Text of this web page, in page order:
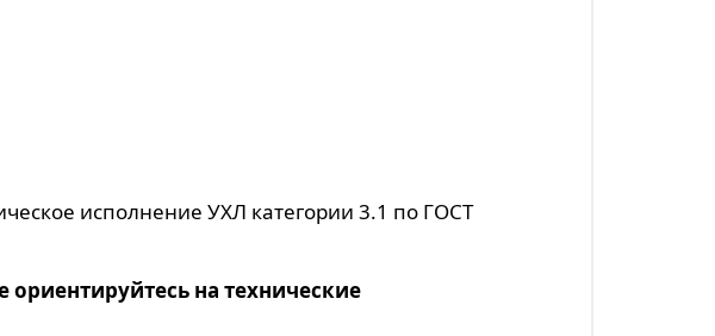
исполнение УХЛ категории 3.1 по ГОСТ
на технические